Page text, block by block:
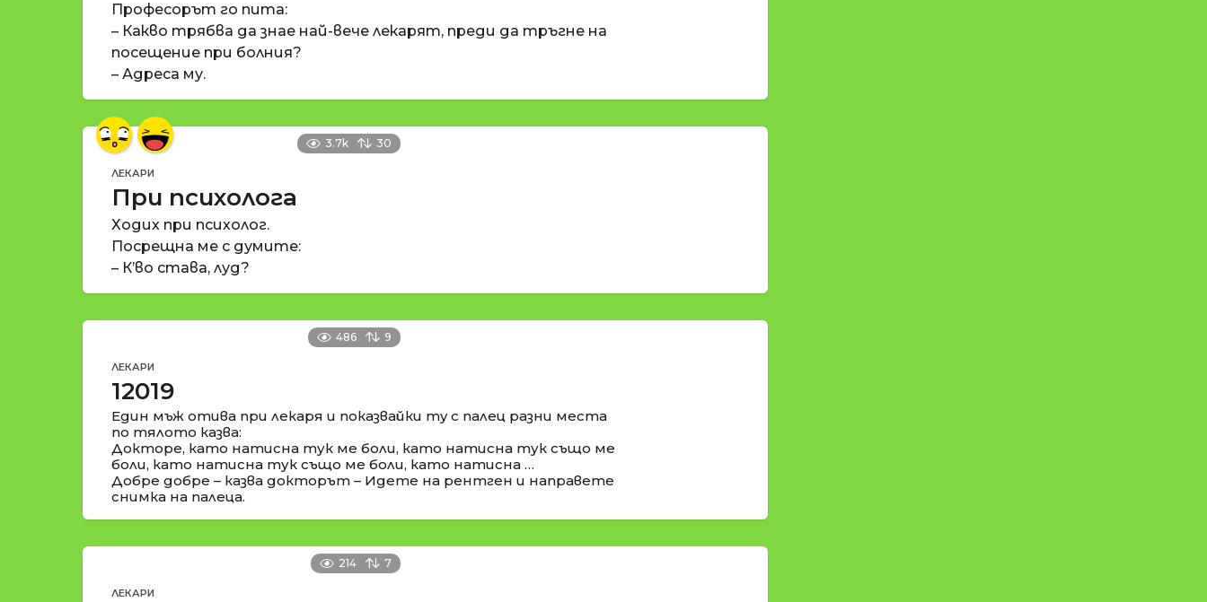
Професорът го пита:
– Какво трябва да знае най-вече лекарят, преди да тръгне на
посещение при болния?
– Адреса му.
3.7k 30
ЛЕКАРИ
При психолога
Ходих при психолог.
Посрещна ме с думите:
– К’во става, луд?
486 9
ЛЕКАРИ
12019
Един мъж отива при лекаря и показвайки my с палец разни места
по тялото казва:
Докторе, като натисна тук ме боли, като натисна тук също ме
боли, като натисна тук също ме боли, като натисна …
Добре добре – казва докторът – Идете на рентген и направете
снимка на палеца.
214 7
ЛЕКАРИ